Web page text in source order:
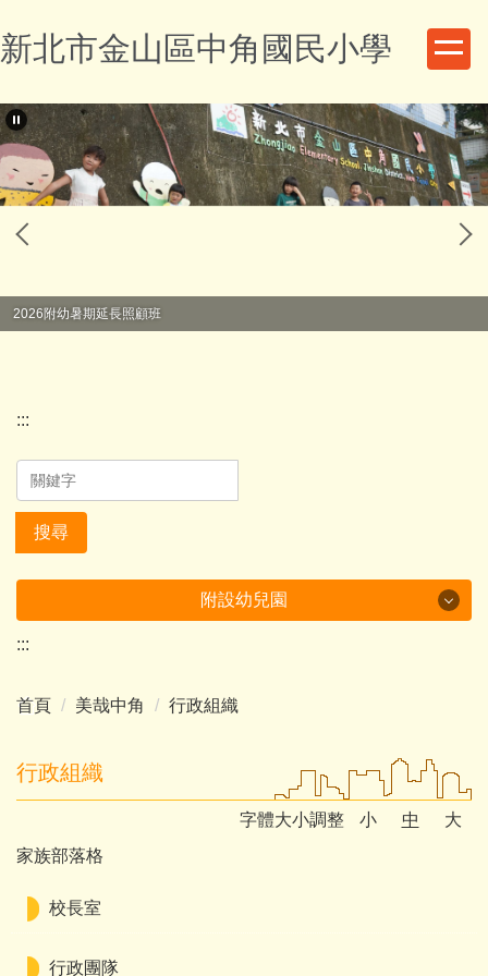
到
主
內
容
區
新北市金山區中角國民小學
2026附幼暑期延長照顧班
:::
搜尋
附設幼兒園
行政及成果
課程計畫
環境教育成果
家庭教育成果
附設幼兒園
:::
首頁 美哉中角 行政組織
行政組織
字體大小調整 小 中
大
家族部落格
校長室
行政團隊